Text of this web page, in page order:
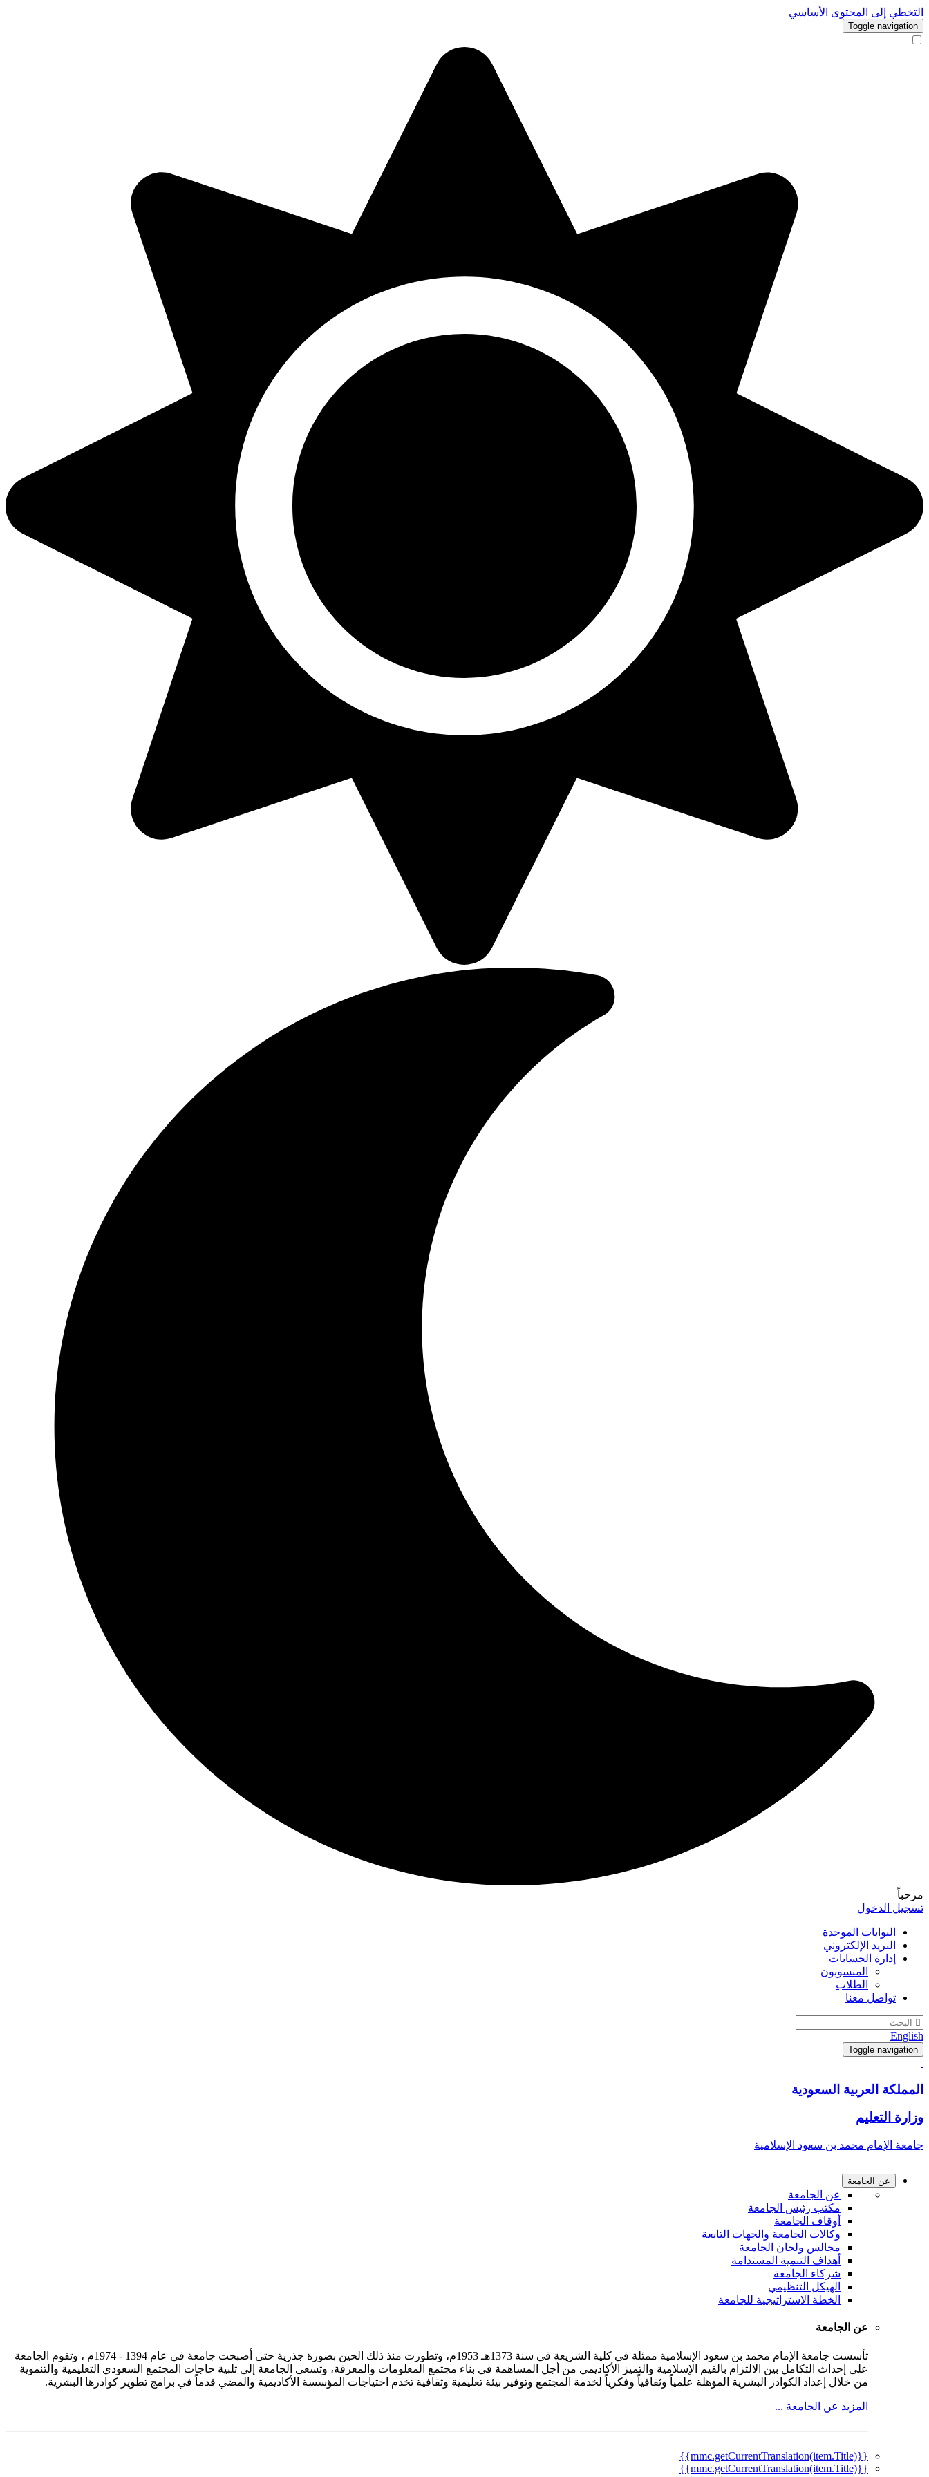
التخطي إلى المحتوى الأساسي
Toggle navigation
مرحباً
تسجيل الدخول
البوابات الموحدة
البريد الإلكتروني
إدارة الحسابات
المنسوبون
الطلاب
تواصل معنا
English
Toggle navigation
المملكة العربية السعودية
وزارة التعليم
جامعة الإمام محمد بن سعود الإسلامية
عن الجامعة
عن الجامعة
مكتب رئيس الجامعة
أوقاف الجامعة
وكالات الجامعة والجهات التابعة
مجالس ولجان الجامعة
أهداف التنمية المستدامة
شركاء الجامعة
الهيكل التنظيمي
الخطة الاستراتيجية للجامعة
عن الجامعة
تأسست جامعة الإمام محمد بن سعود الإسلامية ممثلة في كلية الشريعة في سنة 1373هـ 1953م، وتطورت منذ ذلك الحين بصورة جذرية حتى أصبحت جامعة في عام 1394 - 1974م ، وتقوم الجامعة
على إحداث التكامل بين الالتزام بالقيم الإسلامية والتميز الأكاديمي من أجل المساهمة في بناء مجتمع المعلومات والمعرفة، وتسعى الجامعة إلى تلبية حاجات المجتمع السعودي التعليمية والتنموية
من خلال إعداد الكوادر البشرية المؤهلة علمياً وثقافياً وفكرياً لخدمة المجتمع وتوفير بيئة تعليمية وثقافية تخدم احتياجات المؤسسة الأكاديمية والمضي قدماً في برامج تطوير كوادرها البشرية.
المزيد عن الجامعة ...
{{mmc.getCurrentTranslation(item.Title)}}
{{mmc.getCurrentTranslation(item.Title)}}